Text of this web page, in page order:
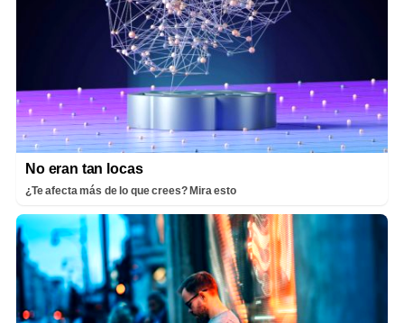
No eran tan locas
¿Te afecta más de lo que crees? Mira esto